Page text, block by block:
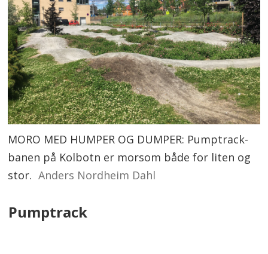
MORO MED HUMPER OG DUMPER: Pumptrack-
banen på Kolbotn er morsom både for liten og
stor. Anders Nordheim Dahl
Pumptrack